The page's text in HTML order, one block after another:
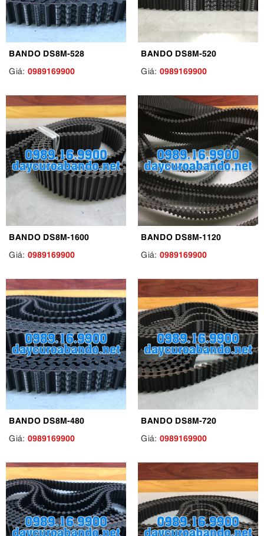
BANDO DS8M-528
Giá: 0989169900
BANDO DS8M-520
Giá: 0989169900
BANDO DS8M-1600
Giá: 0989169900
BANDO DS8M-1120
Giá: 0989169900
BANDO DS8M-480
Giá: 0989169900
BANDO DS8M-720
Giá: 0989169900